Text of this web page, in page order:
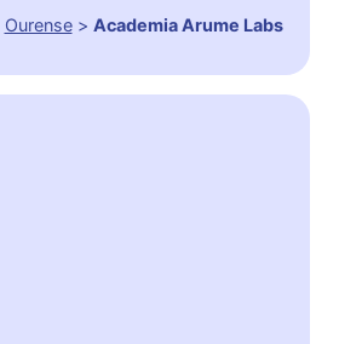
Ourense> Academia Arume Labs